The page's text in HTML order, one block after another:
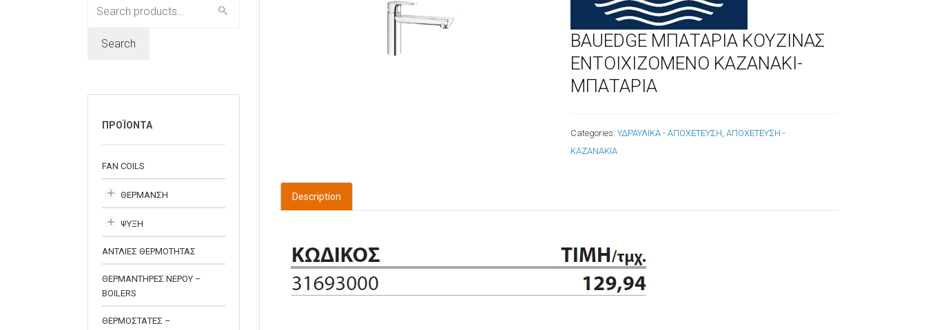
BAUEDGE ΜΠΑΤΑΡΙΑ ΚΟΥΖΙΝΑΣ
ΕΝΤΟΙΧΙΖΟΜΕΝΟ ΚΑΖΑΝΑΚΙ-
ΜΠΑΤΑΡΙΑ
Categories:ΥΔΡΑΥΛΙΚΑ - ΑΠΟΧΕΤΕΥΣΗ,ΑΠΟΧΕΤΕΥΣΗ -
ΚΑΖΑΝΑΚΙΑ
Description
Search
ΠΡΟΪΟΝΤΑ
FAN COILS
ΘΕΡΜΑΝΣΗ
ΨΥΞΗ
ΑΝΤΛΙΕΣ ΘΕΡΜΟΤΗΤΑΣ
ΘΕΡΜΑΝΤΗΡΕΣ ΝΕΡΟΥ –
BOILERS
ΘΕΡΜΟΣΤΑΤΕΣ –